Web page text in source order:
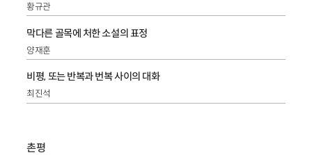
황규관
막다른 골목에 처한 소설의 표정
양재훈
비평, 또는 반복과 번복 사이의 대화
최진석
촌평